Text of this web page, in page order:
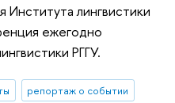
лингвистики
ежегодно
РГГУ.
репортаж о событии